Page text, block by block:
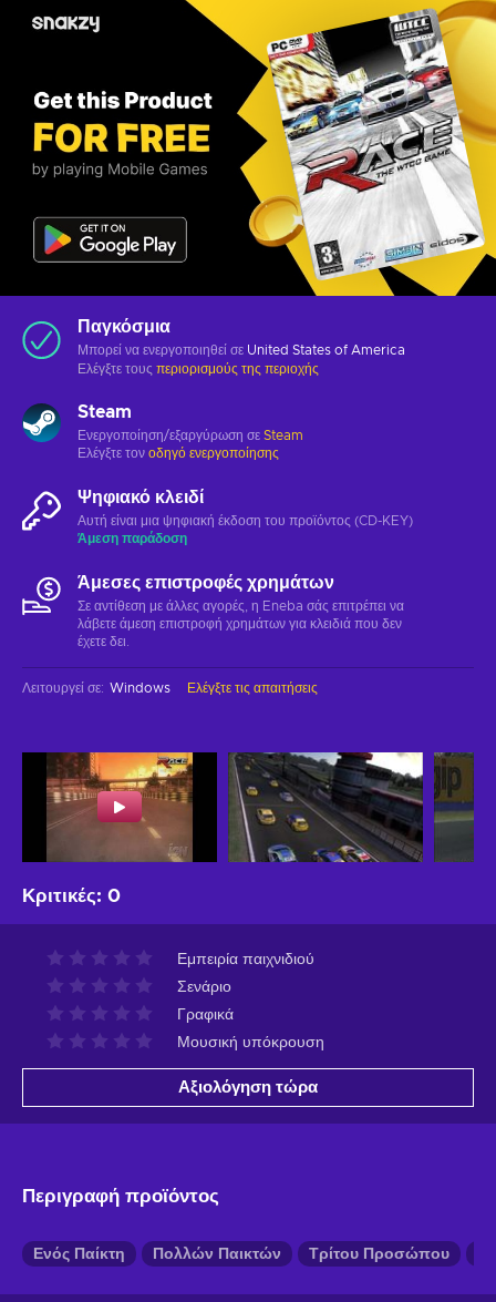
Παγκόσμια
Μπορεί να ενεργοποιηθεί σε United States of America
Ελέγξτε τους περιορισμούς της περιοχής
Steam
Ενεργοποίηση/εξαργύρωση σε Steam
Ελέγξτε τον οδηγό ενεργοποίησης
Ψηφιακό κλειδί
Αυτή είναι μια ψηφιακή έκδοση του προϊόντος (CD-KEY)
Άμεση παράδοση
Άμεσες επιστροφές χρημάτων
Σε αντίθεση με άλλες αγορές, η Eneba σάς επιτρέπει να
λάβετε άμεση επιστροφή χρημάτων για κλειδιά που δεν
έχετε δει.
Λειτουργεί σε: Windows Ελέγξτε τις απαιτήσεις
Κριτικές: 0
Εμπειρία παιχνιδιού
Σενάριο
Γραφικά
Μουσική υπόκρουση
Αξιολόγηση τώρα
Περιγραφή προϊόντος
Ενός Παίκτη Πολλών Παικτών Τρίτου Προσώπου